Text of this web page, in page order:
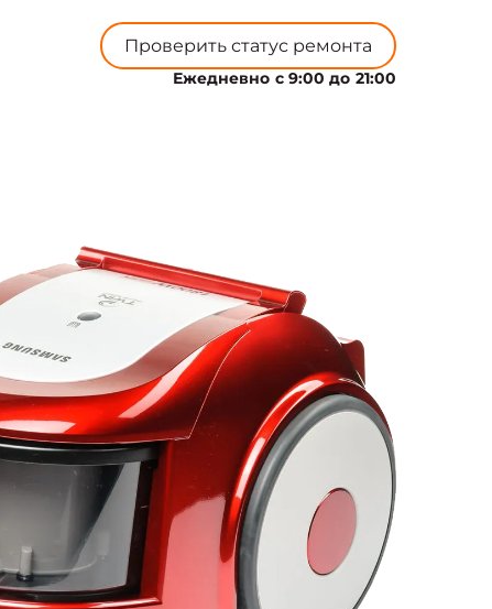
Проверить статус ремонта
Ежедневно с 9:00 до 21:00